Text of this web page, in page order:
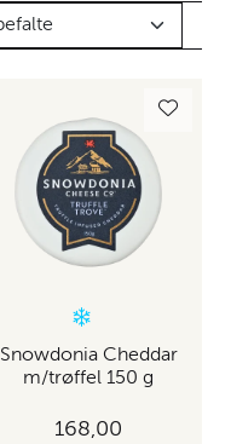
Snowdonia Cheddar
m/trøffel 150 g
168,00